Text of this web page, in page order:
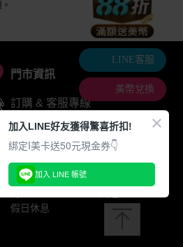
LINE客服
美幣兌換
門市資訊
訂購 & 客服專線
s3service@s3.com.tw
周一~周五：9:00 ~ 20:00
(專線至18點,請多利用
LINE客服)
假日休息
加入LINE好友獲得驚喜折扣!
綁定I美卡送50元現金券👇
加入 LINE 帳號